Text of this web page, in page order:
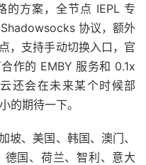
的方案，全节点 IEPL 专
协议，额外
，支持手动切换入口，官
作的 EMBY 服务和 0.1x
还会在未来某个时候部
的期待一下。
坡、美国、韩国、澳门、
国、荷兰、智利、意大